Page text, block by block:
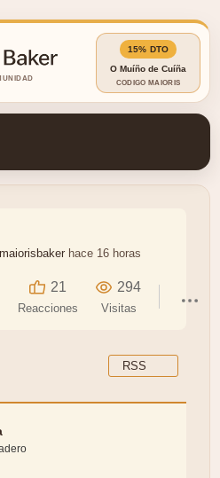
15% DTO
maiorisbaker hace 16 horas
21
Reacciones
294
Visitas
RSS